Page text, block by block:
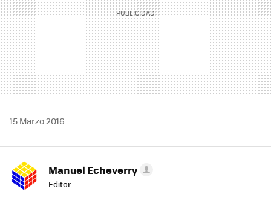
15 Marzo 2016
Manuel Echeverry
Editor